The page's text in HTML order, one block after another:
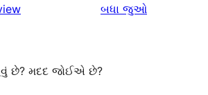
બધા સમીક્ષાઓ
જુઓ
છે? મદદ જોઈએ છે?